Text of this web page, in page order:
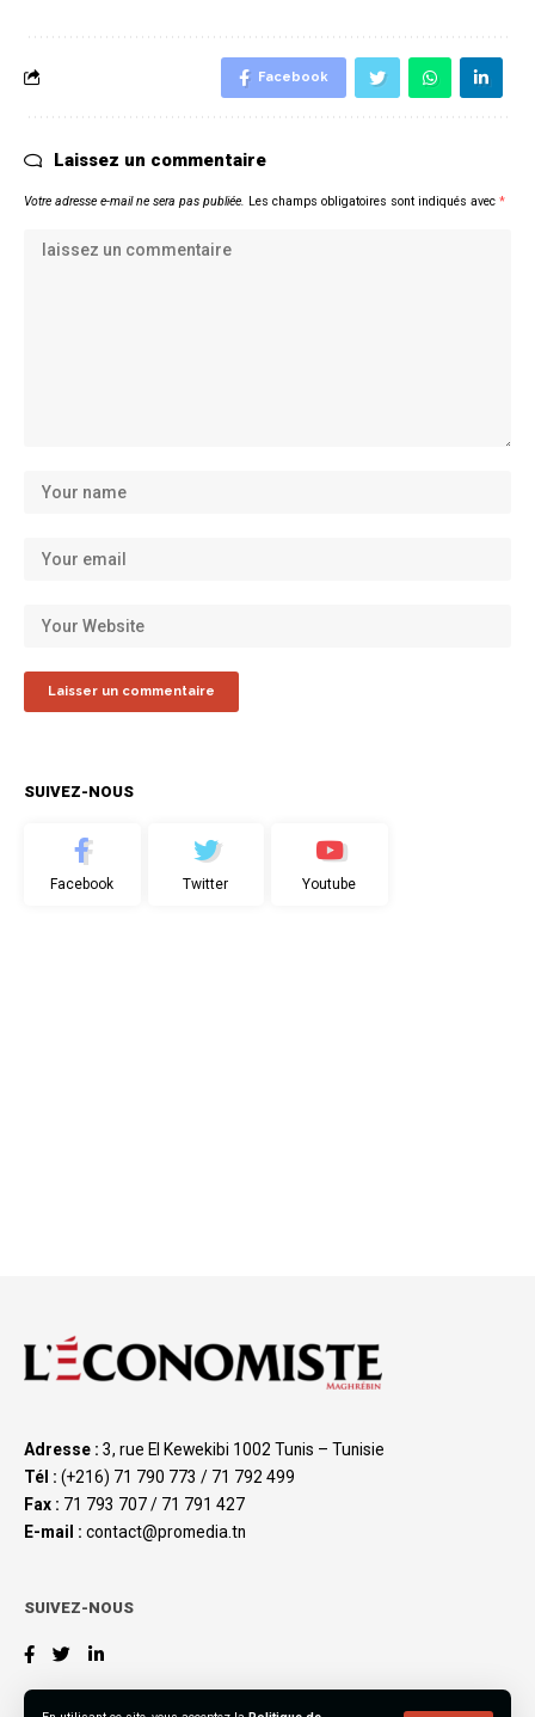
Facebook
Laissez un commentaire
Votre adresse e-mail ne sera pas publiée. Les champs obligatoires sont indiqués avec *
SUIVEZ-NOUS
Facebook Twitter Youtube
Adresse : 3, rue El Kewekibi 1002 Tunis – Tunisie
Tél : (+216) 71 790 773 / 71 792 499
Fax : 71 793 707 / 71 791 427
E-mail : contact@promedia.tn
SUIVEZ-NOUS